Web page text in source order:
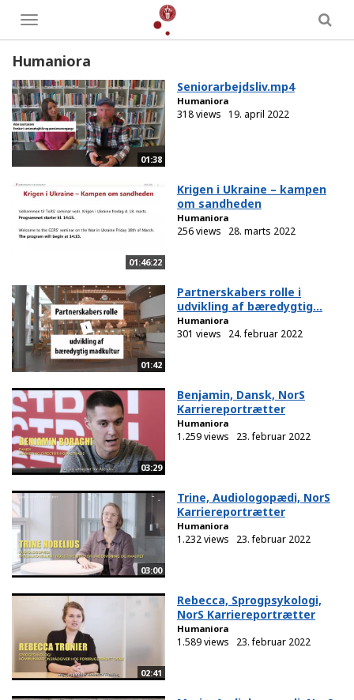
Toggle
menu
Humaniora
01:38
Seniorarbejdsliv.mp4
Humaniora
318 views 19. april 2022
01:46:22
Krigen i Ukraine – kampen
om sandheden
Humaniora
256 views 28. marts 2022
01:42
Partnerskabers rolle i
udvikling af bæredygtig...
Humaniora
301 views 24. februar 2022
03:29
Benjamin, Dansk, NorS
Karriereportrætter
Humaniora
1.259 views 23. februar 2022
03:00
Trine, Audiologopædi, NorS
Karriereportrætter
Humaniora
1.232 views 23. februar 2022
02:41
Rebecca, Sprogpsykologi,
NorS Karriereportrætter
Humaniora
1.589 views 23. februar 2022